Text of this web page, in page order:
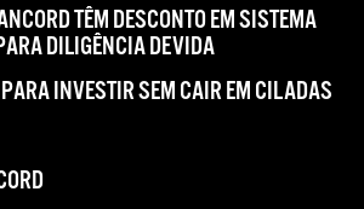
TÊM DESCONTO EM SISTEMA
DILIGÊNCIA DEVIDA
INVESTIR SEM CAIR EM CILADAS